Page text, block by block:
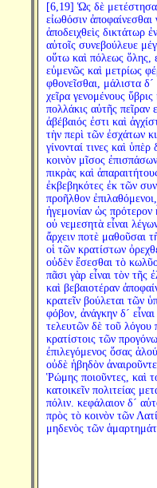
[6,19] Ὡς δὲ
εἰωθόσιν
ἀποδειχθεὶς δικτάτωρ
αὐτοῖς συνεβούλευε
οὕτω καὶ πόλεως ὅλης,
εὐμενῶς καὶ μετρίως
φθονεῖσθαι, μάλιστα
χεῖρα γενομένους
πολλάκις αὐτῆς πεῖραν
ἀβέβαιός ἐστι καὶ
τὴν περὶ τῶν ἐσχάτων
γίνονταί τινες καὶ
κοινὸν μῖσος
πικρὰς καὶ
ἐκβεβηκότες ἐκ τῶν
προῆλθον
ἡγεμονίαν ὡς πρότερον
οὐ νεμεσητὰ εἶναι
ἄρχειν ποτὲ μαθοῦσαι
οἱ τῶν κρατίστων
οὐδὲν ἔσεσθαι τὸ
πᾶσι γὰρ εἶναι τὸν τῆς
καὶ βεβαιοτέραν
κρατεῖν βούλεται τῶν
φόβον, ἀνάγκην δ´
τελευτῶν δὲ τοῦ λόγου
κρατίστοις τῶν
ἐπιλεγόμενος ὅσας
οὐδὲ ἡβηδὸν
Ῥώμης ποιοῦντες, καὶ
κατοικεῖν πολιτείας
πόλιν. κεφάλαιον δ´
πρὸς τὸ κοινὸν τῶν
μηδενὸς τῶν